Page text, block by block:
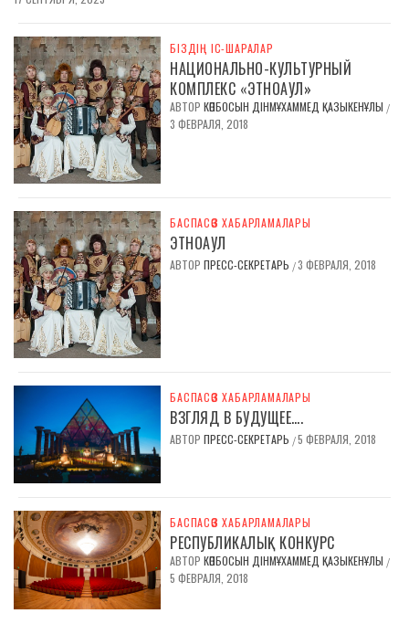
БІЗДІҢ ІС-ШАРАЛАР
НАЦИОНАЛЬНО-КУЛЬТУРНЫЙ
КОМПЛЕКС «ЭТНОАУЛ»
АВТОР КӨПБОСЫН ДІНМҰХАММЕД ҚАЗЫКЕНҰЛЫ /
3 ФЕВРАЛЯ, 2018
БАСПАСӨЗ ХАБАРЛАМАЛАРЫ
ЭТНОАУЛ
АВТОР ПРЕСС-СЕКРЕТАРЬ /3 ФЕВРАЛЯ, 2018
БАСПАСӨЗ ХАБАРЛАМАЛАРЫ
ВЗГЛЯД В БУДУЩЕЕ….
АВТОР ПРЕСС-СЕКРЕТАРЬ /5 ФЕВРАЛЯ, 2018
БАСПАСӨЗ ХАБАРЛАМАЛАРЫ
РЕСПУБЛИКАЛЫҚ КОНКУРС
АВТОР КӨПБОСЫН ДІНМҰХАММЕД ҚАЗЫКЕНҰЛЫ /
5 ФЕВРАЛЯ, 2018